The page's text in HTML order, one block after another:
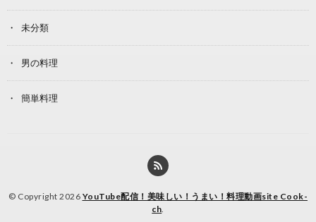
未分類
男の料理
簡単料理
© Copyright 2026 YouTube配信！美味しい！うまい！料理動画site Cook-
ch